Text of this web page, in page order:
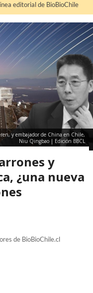
editorial de BioBioChile
y embajador de China en Chile,
Niu Qingbao | Edición BBCL
y
¿una nueva
de BioBioChile.cl